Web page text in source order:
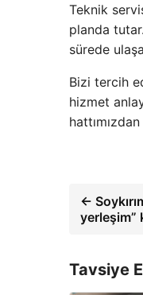
Teknik
planda
sürede
Bizi tercih
hizmet
←
yerleşim”
Tavsiye